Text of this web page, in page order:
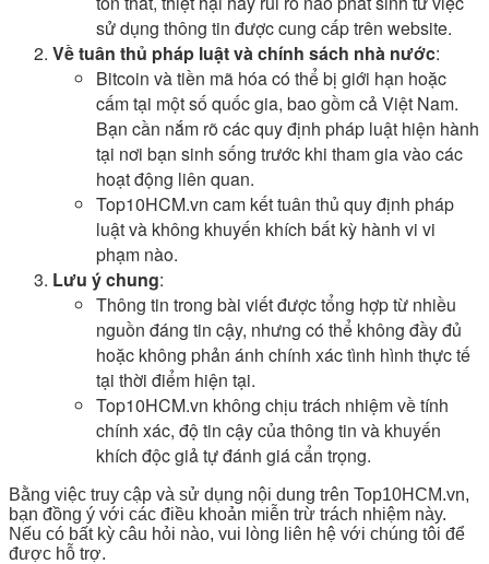
sử dụng thông tin được cung cấp trên website.
Về tuân thủ pháp luật và chính sách nhà nước:
Bitcoin và tiền mã hóa có thể bị giới hạn hoặc
cấm tại một số quốc gia, bao gồm cả Việt Nam.
Bạn cần nắm rõ các quy định pháp luật hiện hành
tại nơi bạn sinh sống trước khi tham gia vào các
hoạt động liên quan.
Top10HCM.vn cam kết tuân thủ quy định pháp
luật và không khuyến khích bất kỳ hành vi vi
phạm nào.
Lưu ý chung:
Thông tin trong bài viết được tổng hợp từ nhiều
nguồn đáng tin cậy, nhưng có thể không đầy đủ
hoặc không phản ánh chính xác tình hình thực tế
tại thời điểm hiện tại.
Top10HCM.vn không chịu trách nhiệm về tính
chính xác, độ tin cậy của thông tin và khuyến
khích độc giả tự đánh giá cẩn trọng.
Bằng việc truy cập và sử dụng nội dung trên Top10HCM.vn,
bạn đồng ý với các điều khoản miễn trừ trách nhiệm này.
Nếu có bất kỳ câu hỏi nào, vui lòng liên hệ với chúng tôi để
được hỗ trợ.